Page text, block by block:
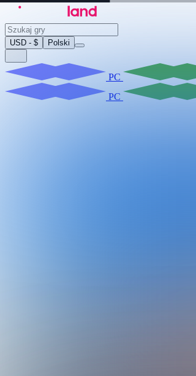
USD - $ Polski
PC
PC